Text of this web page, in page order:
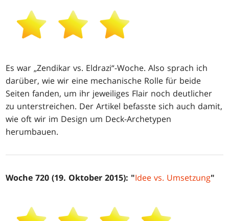
Es war „Zendikar vs. Eldrazi“-Woche. Also sprach ich
darüber, wie wir eine mechanische Rolle für beide
Seiten fanden, um ihr jeweiliges Flair noch deutlicher
zu unterstreichen. Der Artikel befasste sich auch damit,
wie oft wir im Design um Deck-Archetypen
herumbauen.
Woche 720 (19. Oktober 2015): "Idee vs. Umsetzung"